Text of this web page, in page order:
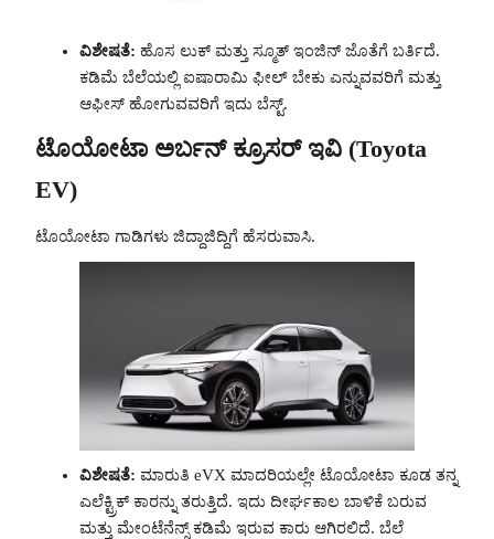
ವಿಶೇಷತೆ: ಹೊಸ ಲುಕ್ ಮತ್ತು ಸ್ಮೂತ್ ಇಂಜಿನ್ ಜೊತೆಗೆ ಬರ್ತಿದೆ.
ಕಡಿಮೆ ಬೆಲೆಯಲ್ಲಿ ಐಷಾರಾಮಿ ಫೀಲ್ ಬೇಕು ಎನ್ನುವವರಿಗೆ ಮತ್ತು
ಆಫೀಸ್ ಹೋಗುವವರಿಗೆ ಇದು ಬೆಸ್ಟ್.
ಟೊಯೋಟಾ ಅರ್ಬನ್ ಕ್ರೂಸರ್ ಇವಿ (Toyota
EV)
ಟೊಯೋಟಾ ಗಾಡಿಗಳು ಜಿದ್ದಾಜಿದ್ದಿಗೆ ಹೆಸರುವಾಸಿ.
ವಿಶೇಷತೆ: ಮಾರುತಿ eVX ಮಾದರಿಯಲ್ಲೇ ಟೊಯೋಟಾ ಕೂಡ ತನ್ನ
ಎಲೆಕ್ಟ್ರಿಕ್ ಕಾರನ್ನು ತರುತ್ತಿದೆ. ಇದು ದೀರ್ಘಕಾಲ ಬಾಳಿಕೆ ಬರುವ
ಮತ್ತು ಮೇಂಟೆನೆನ್ಸ್ ಕಡಿಮೆ ಇರುವ ಕಾರು ಆಗಿರಲಿದೆ. ಬೆಲೆ